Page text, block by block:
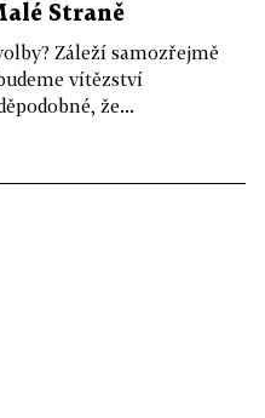
Straně
Záleží samozřejmě
vítězství
že...